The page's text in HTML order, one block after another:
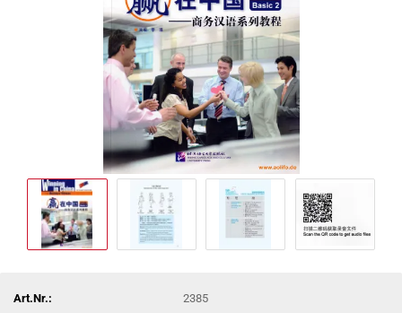
Art.Nr.:
2385